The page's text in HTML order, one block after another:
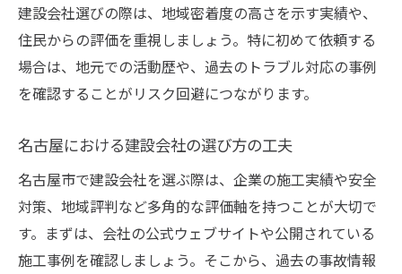
建設会社選びの際は、地域密着度の高さを示す実績や、
住民からの評価を重視しましょう。特に初めて依頼する
場合は、地元での活動歴や、過去のトラブル対応の事例
を確認することがリスク回避につながります。
名古屋における建設会社の選び方の工夫
名古屋市で建設会社を選ぶ際は、企業の施工実績や安全
対策、地域評判など多角的な評価軸を持つことが大切で
す。まずは、会社の公式ウェブサイトや公開されている
施工事例を確認しましょう。そこから、過去の事故情報